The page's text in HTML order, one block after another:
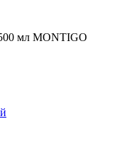
мл MONTIGO